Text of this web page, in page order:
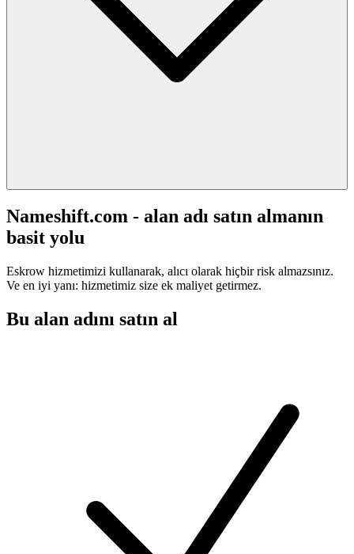
Nameshift.com - alan adı satın almanın
basit yolu
Eskrow hizmetimizi kullanarak, alıcı olarak hiçbir risk almazsınız.
Ve en iyi yanı: hizmetimiz size ek maliyet getirmez.
Bu alan adını satın al